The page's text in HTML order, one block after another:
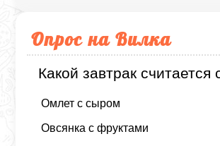
Опрос на Вилка
Какой завтрак
Омлет с сыром
Овсянка с фруктами